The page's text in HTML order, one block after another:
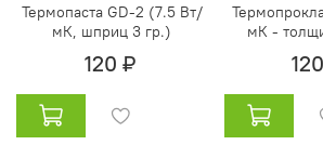
Термопаста GD-2 (7.5 Вт/
мК, шприц 3 гр.)
120 ₽
мК -